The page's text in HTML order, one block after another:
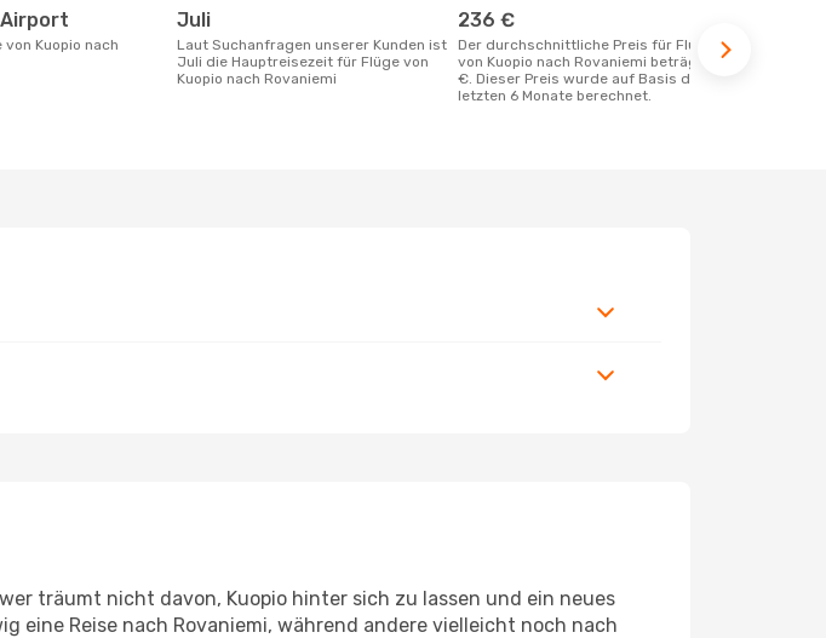
Airport Juli
Laut Suchanfragen unserer Kunden ist
Juli die Hauptreisezeit für Flüge von
Kuopio nach Rovaniemi
236 €
Der durchschnittliche Preis für Flüge
von Kuopio nach Rovaniemi beträgt 236
€. Dieser Preis wurde auf Basis der
letzten 6 Monate berechnet.
träumt nicht davon, Kuopio hinter sich zu lassen und ein neues
eine Reise nach Rovaniemi, während andere vielleicht noch nach